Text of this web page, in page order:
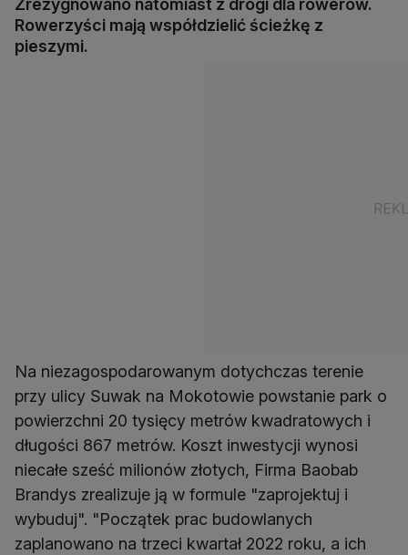
Zrezygnowano natomiast z drogi dla rowerów.
Rowerzyści mają współdzielić ścieżkę z
pieszymi.
Na niezagospodarowanym dotychczas terenie
przy ulicy Suwak na Mokotowie powstanie park o
powierzchni 20 tysięcy metrów kwadratowych i
długości 867 metrów. Koszt inwestycji wynosi
niecałe sześć milionów złotych, Firma Baobab
Brandys zrealizuje ją w formule "zaprojektuj i
wybuduj". "Początek prac budowlanych
zaplanowano na trzeci kwartał 2022 roku, a ich